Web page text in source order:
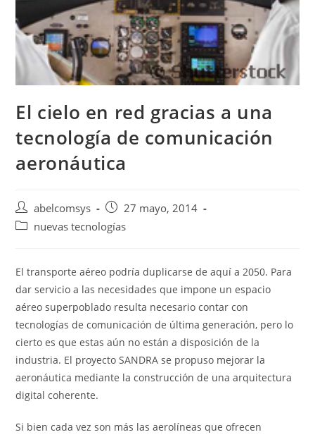
El cielo en red gracias a una
tecnología de comunicación
aeronáutica
abelcomsys
27 mayo, 2014
nuevas tecnologías
El transporte aéreo podría duplicarse de aquí a 2050. Para
dar servicio a las necesidades que impone un espacio
aéreo superpoblado resulta necesario contar con
tecnologías de comunicación de última generación, pero lo
cierto es que estas aún no están a disposición de la
industria. El proyecto SANDRA se propuso mejorar la
aeronáutica mediante la construcción de una arquitectura
digital coherente.
Si bien cada vez son más las aerolíneas que ofrecen